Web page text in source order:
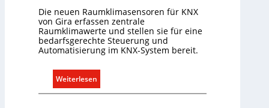
Die neuen Raumklimasensoren für KNX
von Gira erfassen zentrale
Raumklimawerte und stellen sie für eine
bedarfsgerechte Steuerung und
Automatisierung im KNX-System bereit.
Weiterlesen
R